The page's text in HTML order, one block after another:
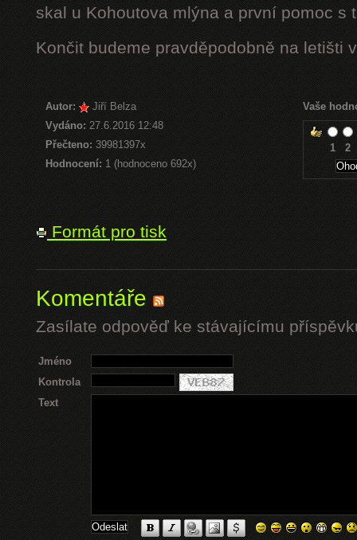
skal u Kohoutova mlýna a první pomoc s
Končit budeme pravděpodobně na letišti
Autor:
Jiří Belza
Vydáno: 27.6.2016 12:48
Přečteno:39981397x
Hodnocení: 1 (hodnoceno 692x)
Vaše
1 2
Formát pro tisk
Komentáře
Zasílate odpověď ke stávajícímu
Jméno
Kontrola
Text